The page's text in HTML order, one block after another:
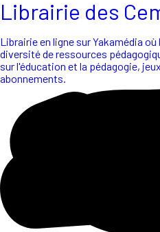
Librairie des
Librairie en ligne sur Yakamédia
diversité de ressources
sur l'éducation et la pédagogie,
abonnements.